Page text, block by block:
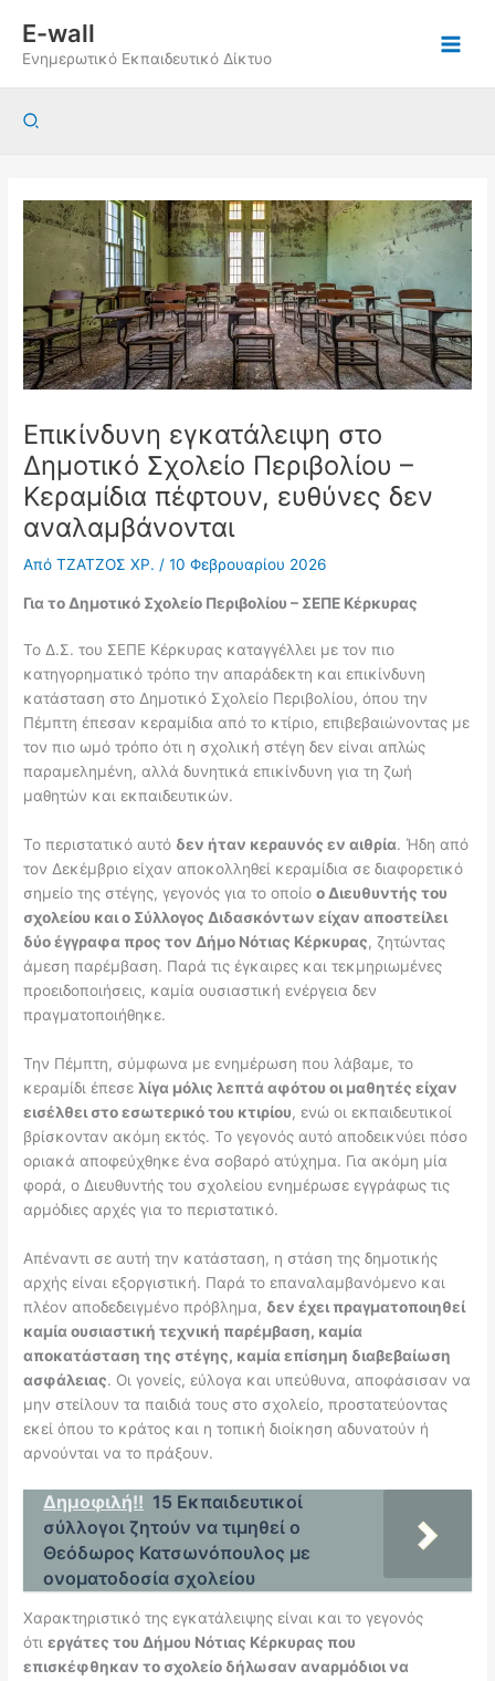
περιεχόμενο
E-wall
Ενημερωτικό Εκπαιδευτικό Δίκτυο
Αναζήτηση
Επικίνδυνη εγκατάλειψη στο
Δημοτικό Σχολείο Περιβολίου –
Κεραμίδια πέφτουν, ευθύνες δεν
αναλαμβάνονται
ΑπόΤΖΑΤΖΟΣ ΧΡ./10 Φεβρουαρίου 2026
Για το Δημοτικό Σχολείο Περιβολίου – ΣΕΠΕ Κέρκυρας
Το Δ.Σ. του ΣΕΠΕ Κέρκυρας καταγγέλλει με τον πιο
κατηγορηματικό τρόπο την απαράδεκτη και επικίνδυνη
κατάσταση στο Δημοτικό Σχολείο Περιβολίου, όπου την
Πέμπτη έπεσαν κεραμίδια από το κτίριο, επιβεβαιώνοντας με
τον πιο ωμό τρόπο ότι η σχολική στέγη δεν είναι απλώς
παραμελημένη, αλλά δυνητικά επικίνδυνη για τη ζωή
μαθητών και εκπαιδευτικών.
Το περιστατικό αυτό δεν ήταν κεραυνός εν αιθρία. Ήδη από
τον Δεκέμβριο είχαν αποκολληθεί κεραμίδια σε διαφορετικό
σημείο της στέγης, γεγονός για το οποίοο Διευθυντής του
σχολείου και ο Σύλλογος Διδασκόντων είχαν αποστείλει
δύο έγγραφα προς τον Δήμο Νότιας Κέρκυρας, ζητώντας
άμεση παρέμβαση. Παρά τις έγκαιρες και τεκμηριωμένες
προειδοποιήσεις, καμία ουσιαστική ενέργεια δεν
πραγματοποιήθηκε.
Την Πέμπτη, σύμφωνα με ενημέρωση που λάβαμε, το
κεραμίδι έπεσε λίγα μόλις λεπτά αφότου οι μαθητές είχαν
εισέλθει στο εσωτερικό του κτιρίου, ενώ οι εκπαιδευτικοί
βρίσκονταν ακόμη εκτός. Το γεγονός αυτό αποδεικνύει πόσο
οριακά αποφεύχθηκε ένα σοβαρό ατύχημα. Για ακόμη μία
φορά, ο Διευθυντής του σχολείου ενημέρωσε εγγράφως τις
αρμόδιες αρχές για το περιστατικό.
Απέναντι σε αυτή την κατάσταση, η στάση της δημοτικής
αρχής είναι εξοργιστική. Παρά το επαναλαμβανόμενο και
πλέον αποδεδειγμένο πρόβλημα, δεν έχει πραγματοποιηθεί
καμία ουσιαστική τεχνική παρέμβαση, καμία
αποκατάσταση της στέγης, καμία επίσημη διαβεβαίωση
ασφάλειας. Οι γονείς, εύλογα και υπεύθυνα, αποφάσισαν να
μην στείλουν τα παιδιά τους στο σχολείο, προστατεύοντας
εκεί όπου το κράτος και η τοπική διοίκηση αδυνατούν ή
αρνούνται να το πράξουν.
Δημοφιλή!! 15 Εκπαιδευτικοί
σύλλογοι ζητούν να τιμηθεί ο
Θεόδωρος Κατσωνόπουλος με
ονοματοδοσία σχολείου
Χαρακτηριστικό της εγκατάλειψης είναι και το γεγονός
ότιεργάτες του Δήμου Νότιας Κέρκυρας που
επισκέφθηκαν το σχολείο δήλωσαν αναρμόδιοι να